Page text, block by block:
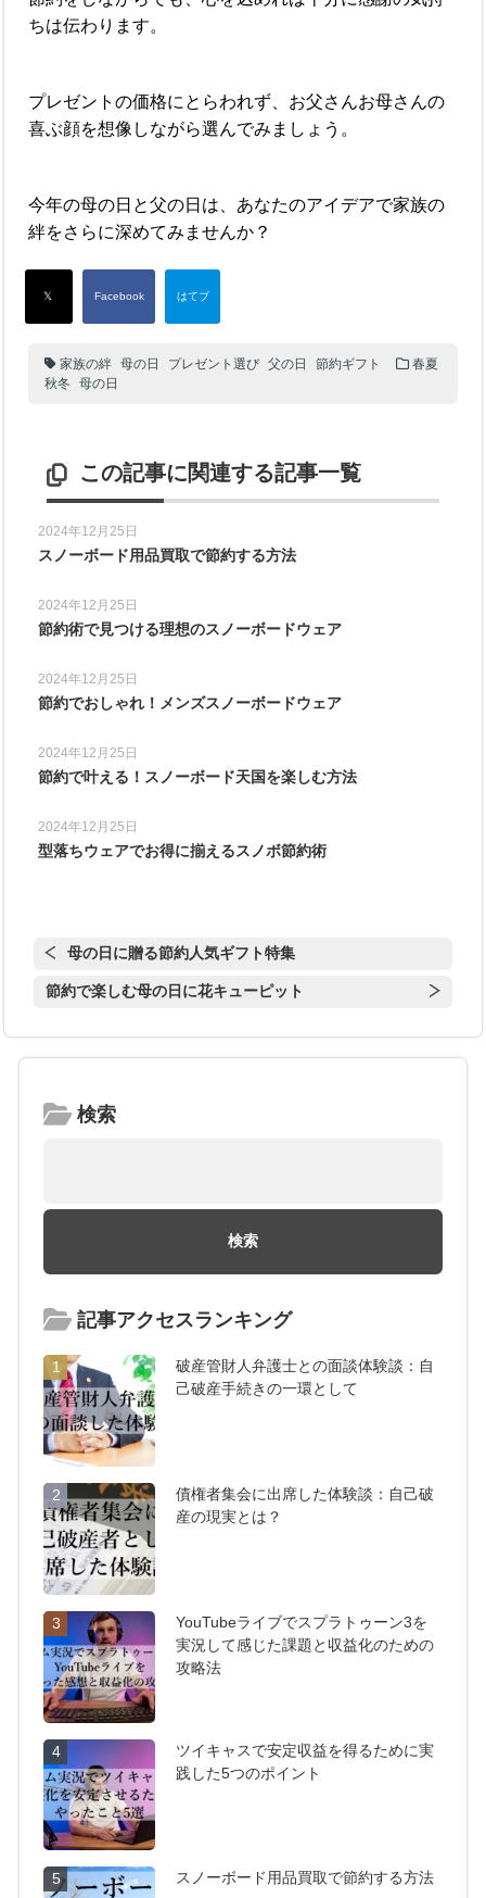
ちは伝わります。
プレゼントの価格にとらわれず、お父さんお母さんの
喜ぶ顔を想像しながら選んでみましょう。
今年の母の日と父の日は、あなたのアイデアで家族の
絆をさらに深めてみませんか？
家族の絆 母の日 プレゼント選び 父の日 節約ギフト
春夏
秋冬
母の日
この記事に関連する記事一覧
2024年12月25日
スノーボード用品買取で節約する方法
2024年12月25日
節約術で見つける理想のスノーボードウェア
2024年12月25日
節約でおしゃれ！メンズスノーボードウェア
2024年12月25日
節約で叶える！スノーボード天国を楽しむ方法
2024年12月25日
型落ちウェアでお得に揃えるスノボ節約術
母の日に贈る節約人気ギフト特集
節約で楽しむ母の日に花キューピット
検索
記事アクセスランキング
1
破産管財人弁護士との面談体験談：自
己破産手続きの一環として
2
債権者集会に出席した体験談：自己破
産の現実とは？
3
YouTubeライブでスプラトゥーン3を
実況して感じた課題と収益化のための
攻略法
4
ツイキャスで安定収益を得るために実
践した5つのポイント
5 スノーボード用品買取で節約する方法